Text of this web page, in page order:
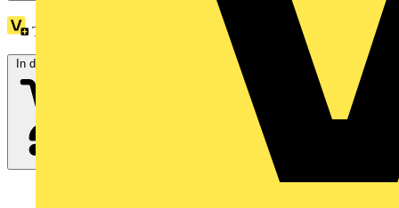
Treuepunkte:
In den Warenkorb